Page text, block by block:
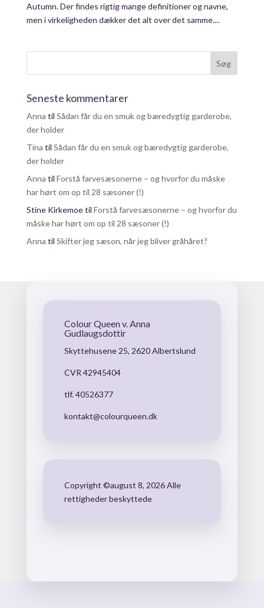
Autumn. Der findes rigtig mange definitioner og navne,
men i virkeligheden dækker det alt over det samme....
Seneste kommentarer
Anna til Sådan får du en smuk og bæredygtig garderobe,
der holder
Tina til Sådan får du en smuk og bæredygtig garderobe,
der holder
Anna til Forstå farvesæsonerne – og hvorfor du måske
har hørt om op til 28 sæsoner (!)
Stine Kirkemoetil Forstå farvesæsonerne – og hvorfor du
måske har hørt om op til 28 sæsoner (!)
Anna til Skifter jeg sæson, når jeg bliver gråhåret?
Colour Queen v. Anna
Gudlaugsdottir
Skyttehusene 25, 2620 Albertslund
CVR 42945404
tlf. 40526377
kontakt@colourqueen.dk
Copyright ©august 8, 2026 Alle
rettigheder beskyttede